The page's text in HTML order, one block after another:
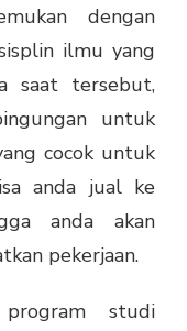
dengan
ilmu yang
saat tersebut,
untuk
cocok untuk
anda jual ke
anda akan
pekerjaan.
studi